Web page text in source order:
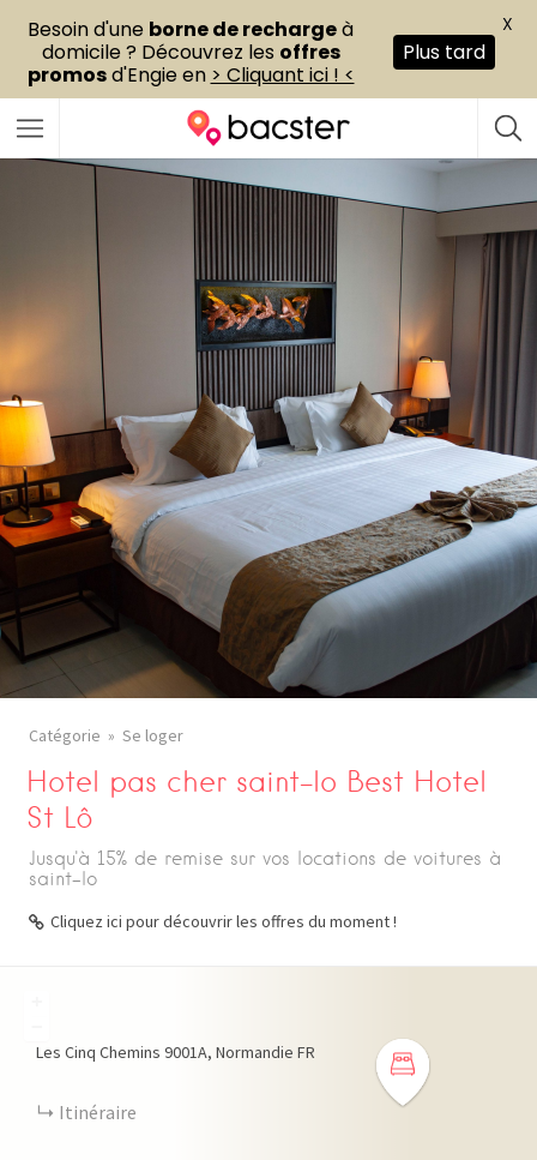
Catégorie Se loger
Hotel pas cher saint-lo Best Hotel
St Lô
Jusqu'à 15% de remise sur vos locations de voitures à
saint-lo
Cliquez ici pour découvrir les offres du moment !
Les Cinq Chemins 9001A Normandie FR
Itinéraire
Besoin d'une borne de rechargeà
domicile ? Découvrez les offres
promosd'Engie en > Cliquant ici ! <
Plus tard
X